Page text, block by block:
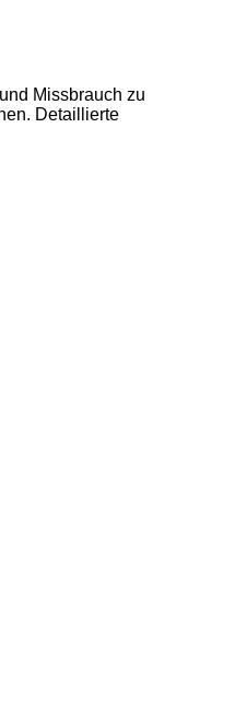
Missbrauch zu
Detaillierte